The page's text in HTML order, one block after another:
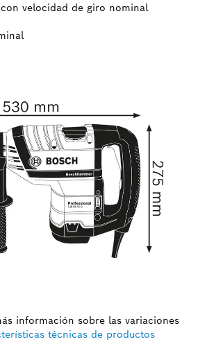
velocidad de giro nominal
información sobre las variaciones
técnicas de productos